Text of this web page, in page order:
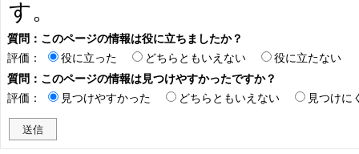
す。
質問：このページの情報は役に立ちましたか？
評価：
役に立った どちらともいえない
役に立たない
質問：このページの情報は見つけやすかったですか？
評価：
見つけやすかった どちらともいえない 見つけに